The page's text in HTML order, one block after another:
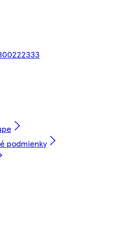
podmienky